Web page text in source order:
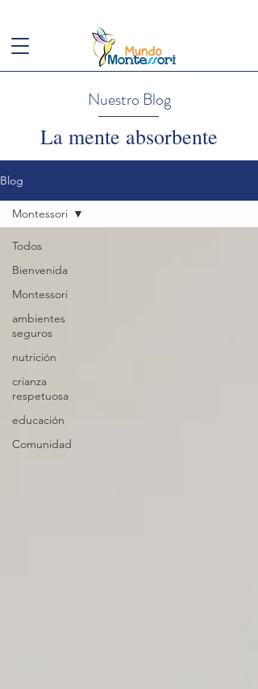
Nuestro Blog
La mente absorbente
Blog
Todos
Bienvenida
Montessori
ambientes
seguros
nutrición
crianza
respetuosa
educación
Comunidad
Montessori